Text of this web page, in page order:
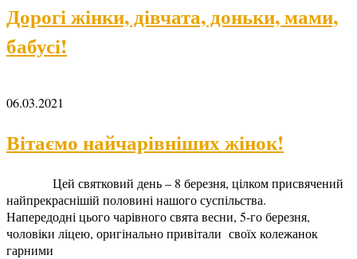
Дорогі жінки, дівчата, доньки, мами,
бабусі!
06.03.2021
Вітаємо найчарівніших жінок!
Цей святковий день – 8 березня, цілком присвячений
найпрекраснішій половині нашого суспільства.
Напередодні цього чарівного свята весни, 5-го березня,
чоловіки ліцею, оригінально привітали своїх колежанок
гарними